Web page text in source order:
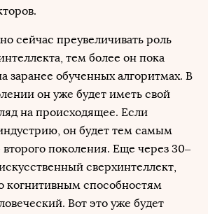
сейчас преувеличивать роль
тем более он пока
заранее обученных алгоритмах. В
он уже будет иметь свой
на происходящее. Если
он будет тем самым
поколения. Еще через 30–
сверхинтеллект,
когнитивным способностям
Вот это уже будет